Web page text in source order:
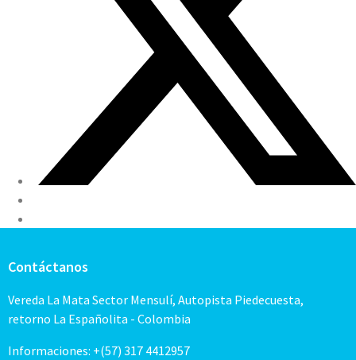
Contáctanos
Vereda La Mata Sector Mensulí, Autopista Piedecuesta,
retorno La Españolita - Colombia
Informaciones: +(57) 317 4412957